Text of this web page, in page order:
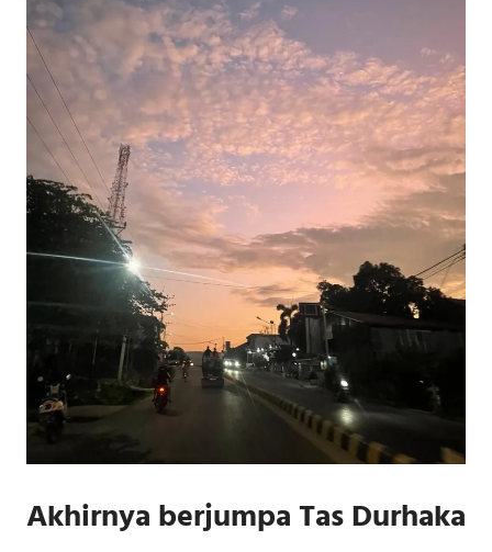
Akhirnya berjumpa Tas Durhaka